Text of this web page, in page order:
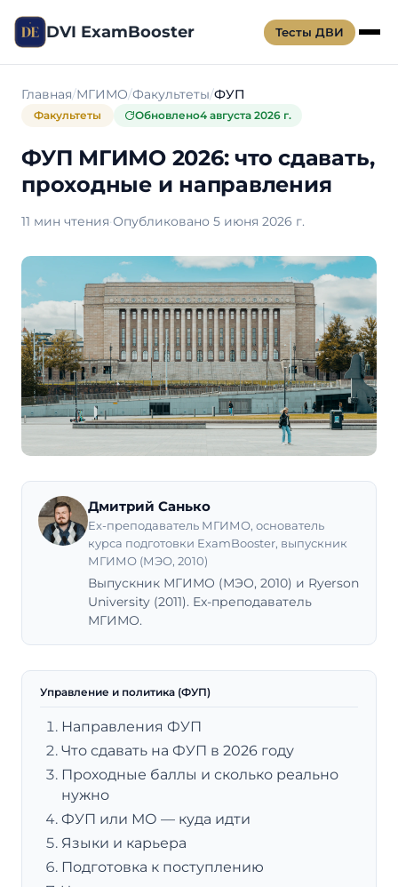
DVI ExamBooster Тесты ДВИ
Главная МГИМО Факультеты ФУП
Факультеты Обновлено4 августа 2026 г.
ФУП МГИМО 2026: что сдавать,
проходные и направления
11 мин чтения·Опубликовано 5 июня 2026 г.
Дмитрий Санько
Ex-преподаватель МГИМО, основатель
курса подготовки ExamBooster, выпускник
МГИМО (МЭО, 2010)
Выпускник МГИМО (МЭО, 2010) и Ryerson
University (2011). Ex-преподаватель
МГИМО.
Управление и политика (ФУП)
Направления ФУП
Что сдавать на ФУП в 2026 году
Проходные баллы и сколько реально
нужно
ФУП или МО — куда идти
Языки и карьера
Подготовка к поступлению